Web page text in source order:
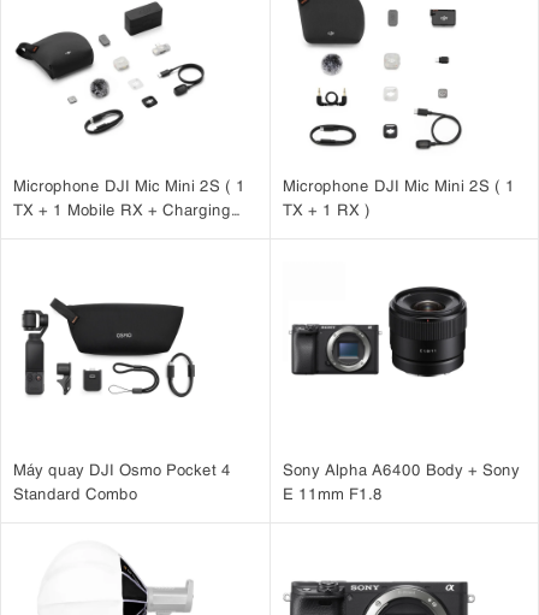
Hệ thống hỗ trợ đầu ra mono, stereo và bốn kênh, mang lại sự linh
hoạt hơn trong việc chỉnh sửa âm thanh hậu kỳ. Tính năng này cho
phép bạn điều chỉnh mức âm lượng của từng người nói một cách chi
tiết và chuyên nghiệp hơn.
Microphone DJI Mic Mini 2S ( 1
TX + 1 Mobile RX + Charging
Microphone DJI Mic Mini 2S ( 1
TX + 1 RX )
Máy quay DJI Osmo Pocket 4
Standard Combo
Sony Alpha A6400 Body + Sony
E 11mm F1.8